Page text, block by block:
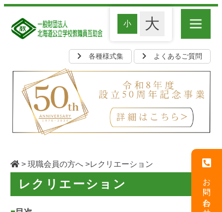
各種様式集 よくあるご質問
お問い合わせ
> 現職会員の方へ>レクリエーション
レクリエーション